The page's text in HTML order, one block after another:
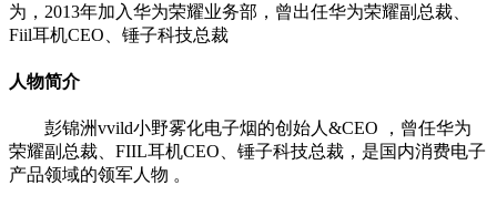
为，2013年加入华为荣耀业务部，曾出任华为荣耀副总裁、
Fiil耳机CEO、锤子科技总裁
人物简介
彭锦洲vvild小野雾化电子烟的创始人&CEO ，曾任华为
荣耀副总裁、FIIL耳机CEO、锤子科技总裁，是国内消费电子
产品领域的领军人物 。